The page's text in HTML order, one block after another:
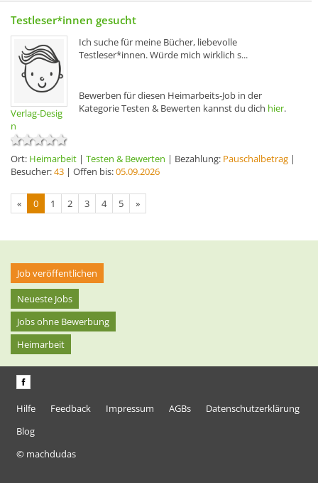
Testleser*innen gesucht
Verlag-Desig
n
Ich suche für meine Bücher, liebevolle
Testleser*innen. Würde mich wirklich s...
Bewerben für diesen Heimarbeits-Job in der
Kategorie Testen & Bewerten kannst du dich hier.
Ort: Heimarbeit | Testen & Bewerten | Bezahlung: Pauschalbetrag |
Besucher:43 | Offen bis:05.09.2026
« 0 1 2 3 4 5 »
Job veröffentlichen
Neueste Jobs
Jobs ohne Bewerbung
Heimarbeit
Hilfe Feedback Impressum AGBs
Datenschutzerklärung
Blog
© machdudas